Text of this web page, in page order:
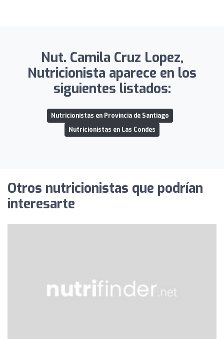
Nut. Camila Cruz Lopez,
Nutricionista aparece en los
siguientes listados:
Nutricionistas en Provincia de Santiago
Nutricionistas en Las Condes
Otros nutricionistas que podrían
interesarte